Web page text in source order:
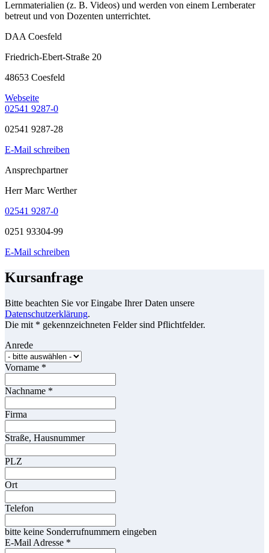
Lernmaterialien (z. B. Videos) und werden von einem Lernberater
betreut und von Dozenten unterrichtet.
DAA Coesfeld
Friedrich-Ebert-Straße 20
48653 Coesfeld
Webseite
02541 9287-0
02541 9287-28
E-Mail schreiben
Ansprechpartner
Herr Marc Werther
02541 9287-0
0251 93304-99
E-Mail schreiben
Kursanfrage
Bitte beachten Sie vor Eingabe Ihrer Daten unsere
Datenschutzerklärung.
Die mit * gekennzeichneten Felder sind Pflichtfelder.
Anrede
Vorname *
Nachname *
Firma
Straße, Hausnummer
PLZ
Ort
Telefon
bitte keine Sonderrufnummern eingeben
E-Mail Adresse *